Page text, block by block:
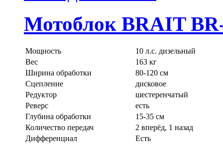
Мотоблок BRAIT
Мощность
10 л.с. дизельный
Вес
163 кг
Ширина обработки
80-120 см
Сцепление
дисковое
Редуктор
шестеренчатый
Реверс
есть
Глубина обработки
15-35 см
Количество передач
2 вперёд, 1 назад
Дифференциал
Есть